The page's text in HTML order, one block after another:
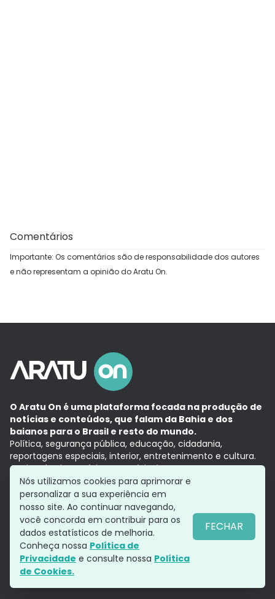
Comentários
Importante: Os comentários são de responsabilidade dos autores
e não representam a opinião do Aratu On.
O Aratu On é uma plataforma focada na produção de
notícias e conteúdos, que falam da Bahia e dos
baianos para o Brasil e resto do mundo.
Política, segurança pública, educação, cidadania,
reportagens especiais, interior, entretenimento e cultura.
Aqui, tudo vira notícia e a notícia é no tempo presente,
com a credibilidade do Grupo Aratu.
Grupo Aratu
Política de privacidade
Siga-nos
Nós utilizamos cookies para aprimorar e
personalizar a sua experiência em
nosso site. Ao continuar navegando,
você concorda em contribuir para os
dados estatísticos de melhoria.
Conheça nossa Política de
Privacidade e consulte nossa Política
de Cookies.
FECHAR